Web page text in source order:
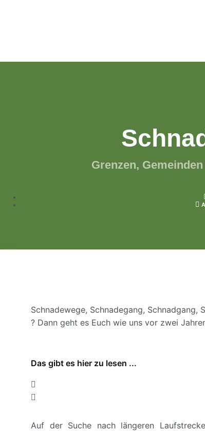
Grenzen,
Schnadewege, Schnadegang,
? Dann geht es Euch wie uns vor zwei
Das gibt es hier zu lesen ...
Auf der Suche nach längeren